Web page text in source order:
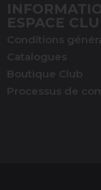
ESPACE
Conditions
Catalogues
Boutique Club
Processus de